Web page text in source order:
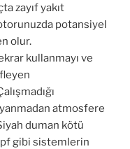
zayıf yakıt
potansiyel
olur.
kullanmayı ve
atmosfere
duman kötü
gibi sistemlerin